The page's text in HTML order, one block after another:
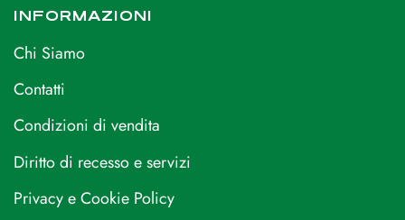
INFORMAZIONI
Chi Siamo
Contatti
Condizioni di vendita
Diritto di recesso e servizi
Privacy e Cookie Policy